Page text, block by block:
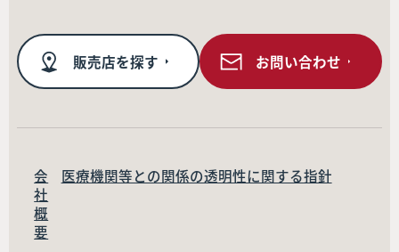
販売店を探す お問い合わせ
会
社
概
要
医療機関等との関係の透明性に関する指針